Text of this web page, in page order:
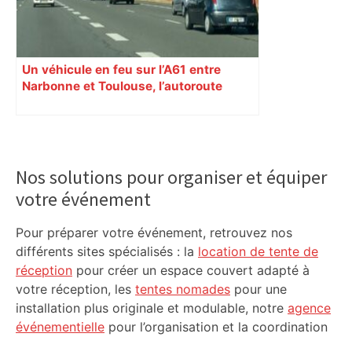
Un véhicule en feu sur l’A61 entre
Narbonne et Toulouse, l’autoroute
Sidebar
Nos solutions pour organiser et équiper
votre événement
Pour préparer votre événement, retrouvez nos
différents sites spécialisés : la location de tente de
réception pour créer un espace couvert adapté à
votre réception, les tentes nomades pour une
installation plus originale et modulable, notre agence
événementielle pour l’organisation et la coordination